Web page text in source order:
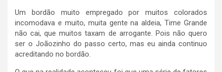
Um bordão muito empregado por muitos colorados
incomodava e muito, muita gente na aldeia, Time Grande
não cai, que muitos taxam de arrogante. Pois não quero
ser o Joãozinho do passo certo, mas eu ainda continuo
acreditando no bordão.